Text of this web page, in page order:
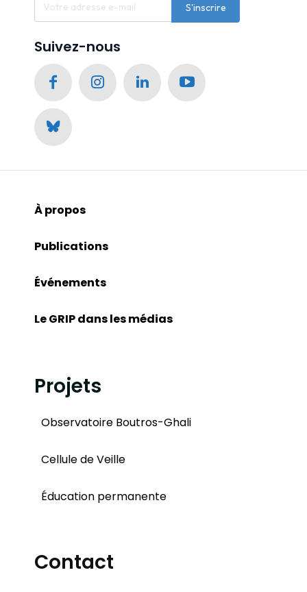
S'inscrire
Suivez-nous
À propos
Publications
Événements
Le GRIP dans les médias
Projets
Observatoire Boutros-Ghali
Cellule de Veille
Éducation permanente
Contact